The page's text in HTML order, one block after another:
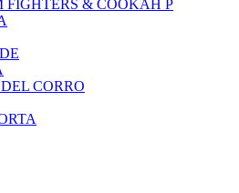
FIGHTERS & COOKAH P
CORRO